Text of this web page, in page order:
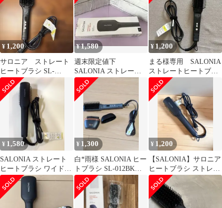
¥ 1,200
サロニア ストレート
ヒートブラシ SL-
012BK ブラック ワイド
タイプ
¥1,580
週末限定値下
SALONIA ストレート
ヒートブラシ
¥ 1,200
まる様専用 SALONIA
ストレートヒートブラ
シ スリム ブラック電気
ブラシ
¥ 1,580
SALONIA ストレート
ヒートブラシ ワイド
SL-012BK
¥ 1,300
白*雨様 SALONIA ヒー
トブラシ SL-012BK
おまけ付き
¥ 1,200
【SALONIA】サロニア
ヒートブラシ ストレー
トブラシ